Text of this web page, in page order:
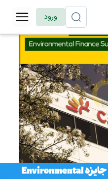
ورود
شرکت کانادین سولار، برنده جایزه Environmental